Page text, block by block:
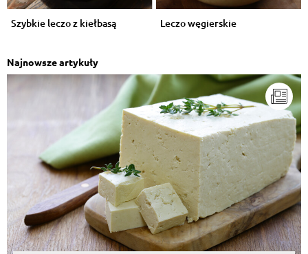
Szybkie leczo z kiełbasą Leczo węgierskie
Najnowsze artykuły